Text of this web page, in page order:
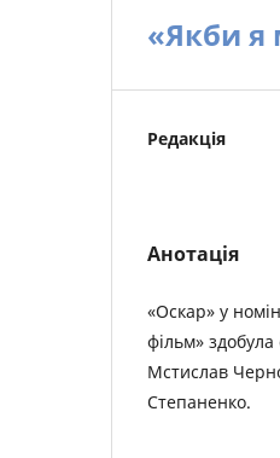
«Якби я
Редакція
Анотація
«Оскар» у
фільм»
Мстислав
Степаненко.